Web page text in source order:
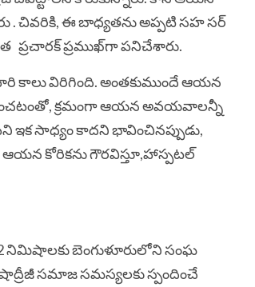
. చివరికి, ఈ బాధ్యతను అప్పటి సహ సర్
ప్రచారక్ ప్రముఖ్‌గా పనిచేశారు.
విరిగింది. అంతకుముందే ఆయన
క్రమంగా ఆయన అవయవాలన్నీ
సాధ్యం కాదని భావించినప్పుడు,
కోరికను గౌరవిస్తూ,హాస్పటల్
నిమిషాలకు బెంగుళూరులోని సంఘ
సమాజ సమస్యలకు స్పందించే